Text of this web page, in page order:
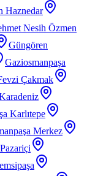
Haznedar
Nesih Özmen
Güngören
Gaziosmanpaşa
Çakmak
Karlıtepe
Merkez